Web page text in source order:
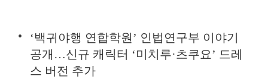
‘백귀야행 연합학원’ 인법연구부 이야기
공개…신규 캐릭터 ‘미치루·츠쿠요’ 드레
스 버전 추가